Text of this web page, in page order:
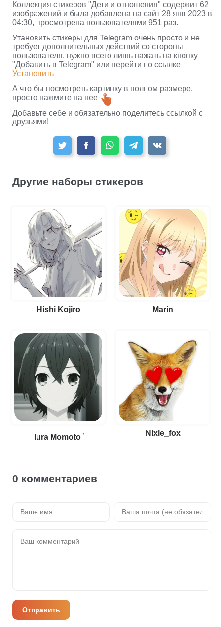
Коллекция стикеров "Дети и отношения" содержит 62
изображений и была добавлена на сайт 28 янв 2023 в
04:30, просмотрена пользователями 951 раз.
Утановить стикеры для Telegram очень просто и не
требует дополнительных действий со стороны
пользователя, нужно всего лишь нажать на кнопку
"Добавить в Telegram" или перейти по ссылке
Установить
А что бы посмотреть картинку в полном размере,
просто нажмите на нее
Добавьте себе и обязательно поделитесь ссылкой с
друзьями!
Другие наборы стикеров
Hishi Kojiro Marin
Iura Momoto ࣪ Nixie_fox
0 комментариев
Отправить